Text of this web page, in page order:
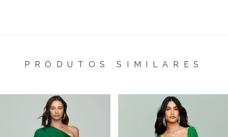
PRODUTOS SIMILARES